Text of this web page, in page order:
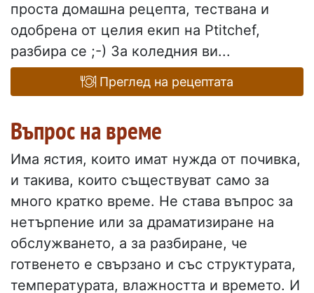
проста домашна рецепта, тествана и
одобрена от целия екип на Ptitchef,
разбира се ;-) За коледния ви...
Преглед на рецептата
Въпрос на време
Има ястия, които имат нужда от почивка,
и такива, които съществуват само за
много кратко време. Не става въпрос за
нетърпение или за драматизиране на
обслужването, а за разбиране, че
готвенето е свързано и със структурата,
температурата, влажността и времето. И